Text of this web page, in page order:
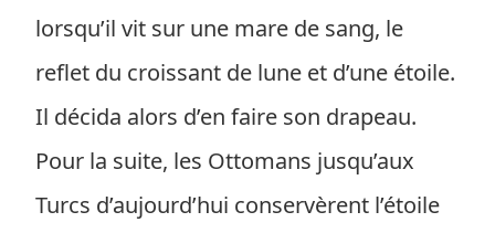
lorsqu’il vit sur une mare de sang, le
reflet du croissant de lune et d’une étoile.
Il décida alors d’en faire son drapeau.
Pour la suite, les Ottomans jusqu’aux
Turcs d’aujourd’hui conservèrent l’étoile